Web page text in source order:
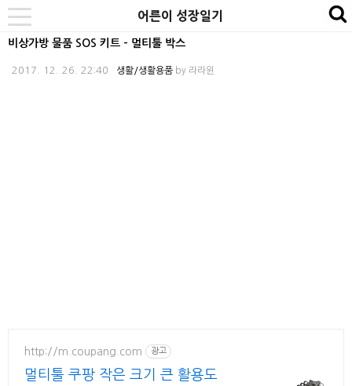
본
내
카
toggle
navigation
어른이 성장일기
비상가방 물품 SOS 키트 - 멀티툴 박스
2017. 12. 26. 22:40 생활/생활용품 by 라라윈
http://m.coupang.com 광고
멀티툴 쿠팡 작은 크기 큰 활용도